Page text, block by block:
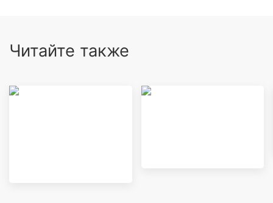
Читайте также